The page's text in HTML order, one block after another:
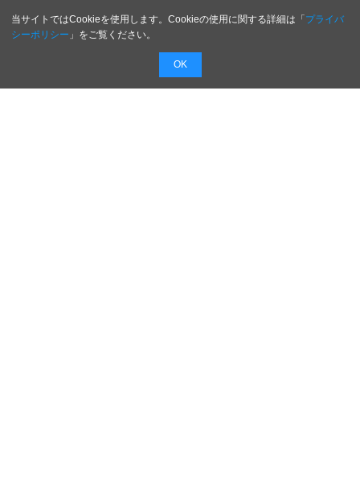
当サイトではCookieを使用します。Cookieの使用に関する詳細は「プライバ
シーポリシー 」をご覧ください。
OK